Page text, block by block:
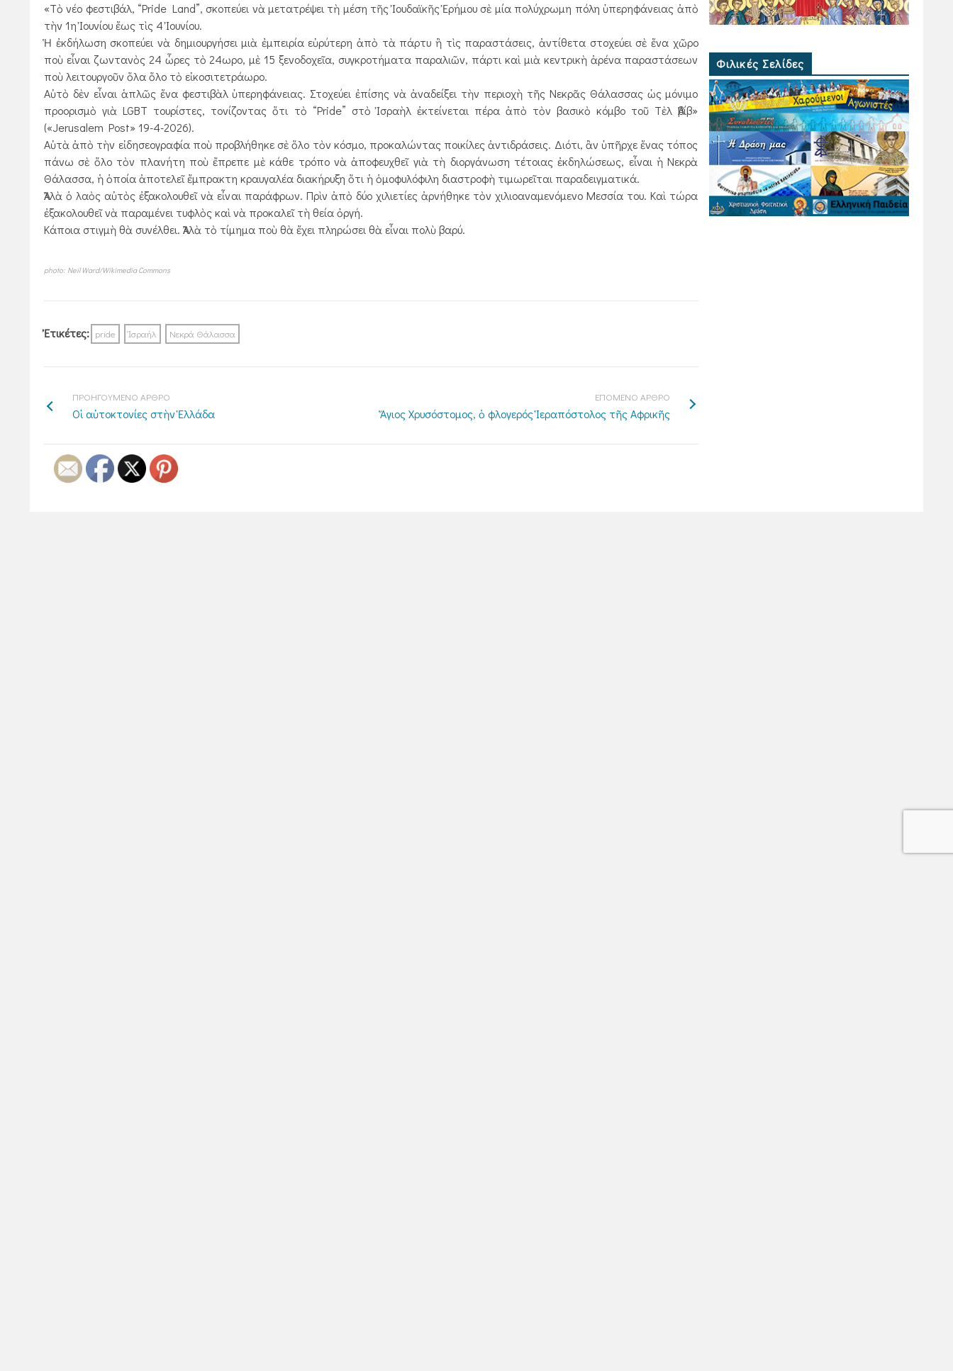
«Τὸ νέο φεστιβάλ, “Pride Land”, σκοπεύει νὰ μετατρέψει τὴ μέση τῆς Ἰουδαϊκῆς Ἐρήμου σὲ μία πολύχρωμη πόλη ὑπερηφάνειας ἀπὸ
τὴν 1η Ἰουνίου ἕως τὶς 4 Ἰουνίου.
Ἡ ἐκδήλωση σκοπεύει νὰ δημιουργήσει μιὰ ἐμπειρία εὐρύτερη ἀπὸ τὰ πάρτυ ἢ τὶς παραστάσεις, ἀντίθετα στοχεύει σὲ ἕνα χῶρο
ποὺ εἶναι ζωντανὸς 24 ὧρες τὸ 24ωρο, μὲ 15 ξενοδοχεῖα, συγκροτήματα παραλιῶν, πάρτι καὶ μιὰ κεντρικὴ ἀρένα παραστάσεων
ποὺ λειτουργοῦν ὅλα ὅλο τὸ εἰκοσιτετράωρο.
Αὐτὸ δὲν εἶναι ἁπλῶς ἕνα φεστιβὰλ ὑπερ­ηφάνειας. Στοχεύει ἐπίσης νὰ ἀναδείξει τὴν περιοχὴ τῆς Νεκρᾶς Θάλασσας ὡς μόνι­μο
προορισμὸ γιὰ LGBT τουρίστες, τονίζον­­τας ὅτι τὸ “Pride” στὸ Ἰσραὴλ ἐκτείνεται πέρα ἀπὸ τὸν βασικὸ κόμβο τοῦ Τὲλ Ἀβίβ»
(«Jerusalem Post» 19-4-2026).
Αὐτὰ ἀπὸ τὴν εἰδησεογραφία ποὺ προβλήθηκε σὲ ὅλο τὸν κόσμο, προκαλώντας ποικίλες ἀντιδράσεις. Διότι, ἂν ὑπῆρχε ἕνας τόπος
πάνω σὲ ὅλο τὸν πλανήτη ποὺ ἔπρεπε μὲ κάθε τρόπο νὰ ἀποφευχθεῖ γιὰ τὴ διοργάνωση τέτοιας ἐκδηλώσεως, εἶναι ἡ Νεκρὰ
Θάλασσα, ἡ ὁποία ἀποτελεῖ ἔμπρακτη κραυγαλέα διακήρυξη ὅτι ἡ ὁμοφυλόφιλη διαστροφὴ τιμωρεῖται παραδειγματικά.
Ἀλλὰ ὁ λαὸς αὐτὸς ἐξακολουθεῖ νὰ εἶναι παράφρων. Πρὶν ἀπὸ δύο χιλιετίες ἀρνήθηκε τὸν χιλιοαναμενόμενο Μεσσία του. Καὶ τώρα
ἐξακολουθεῖ νὰ παραμένει τυφλὸς καὶ νὰ προκαλεῖ τὴ θεία ὀργή.
Κάποια στιγμὴ θὰ συνέλθει. Ἀλλὰ τὸ τί­μημα ποὺ θὰ ἔχει πληρώσει θὰ εἶναι πολὺ βαρύ.
photo: Neil Ward/Wikimedia Commons
Ἐτικέτες: pride Ἰσραήλ Νεκρά Θάλασσα
ΠΡΟΗΓΟΥΜΕΝΟ ΑΡΘΡΟ
Οἱ αὐτοκτονίες στὴν Ἑλλάδα
ΕΠΟΜΕΝΟ ΑΡΘΡΟ
Ἅγιος Χρυσόστομος, ὁ φλογερός Ἱεραπόστολος τῆς Αφρικῆς
Φιλικές Σελίδες